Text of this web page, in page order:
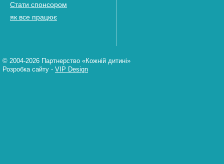
Стати спонсором
як все працює
© 2004-2026 Партнерство «Кожній дитині»
Розробка сайту - VIP Design